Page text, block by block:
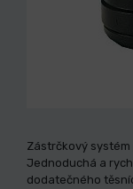
Zástrčkový
Jednoduchá a
dodatečného